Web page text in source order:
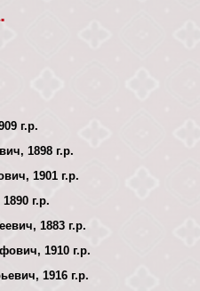
г.р.
1898 г.р.
1901 г.р.
г.р.
1883 г.р.
1910 г.р.
1916 г.р.